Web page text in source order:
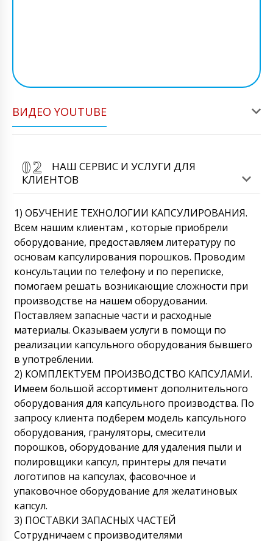
ВИДЕО YOUTUBE
НАШ СЕРВИС И УСЛУГИ ДЛЯ
КЛИЕНТОВ
1) ОБУЧЕНИЕ ТЕХНОЛОГИИ КАПСУЛИРОВАНИЯ.
Всем нашим клиентам , которые приобрели
оборудование, предоставляем литературу по
основам капсулирования порошков. Проводим
консультации по телефону и по переписке,
помогаем решать возникающие сложности при
производстве на нашем оборудовании.
Поставляем запасные части и расходные
материалы. Оказываем услуги в помощи по
реализации капсульного оборудования бывшего
в употреблении.
2) КОМПЛЕКТУЕМ ПРОИЗВОДСТВО КАПСУЛАМИ.
Имеем большой ассортимент дополнительного
оборудования для капсульного производства. По
запросу клиента подберем модель капсульного
оборудования, грануляторы, смесители
порошков, оборудование для удаления пыли и
полировщики капсул, принтеры для печати
логотипов на капсулах, фасовочное и
упаковочное оборудование для желатиновых
капсул.
3) ПОСТАВКИ ЗАПАСНЫХ ЧАСТЕЙ
Сотрудничаем с производителями